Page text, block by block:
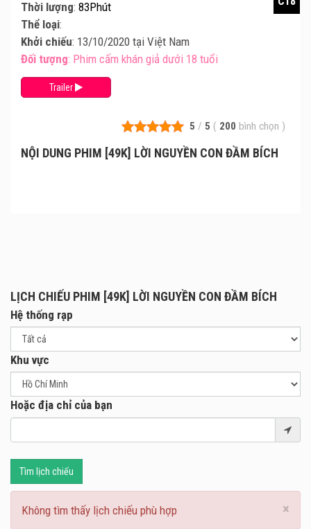
5 / 5 ( 200 bình chọn )
NỘI DUNG PHIM [49K] LỜI NGUYỀN CON ĐẦM BÍCH
Thời lượng: 83Phút
Thể loại:
Khởi chiếu: 13/10/2020 tại Việt Nam
Đối tượng: Phim cấm khán giả dưới 18 tuổi
Trailer
LỊCH CHIẾU PHIM [49K] LỜI NGUYỀN CON ĐẦM BÍCH
Hệ thống rạp
Khu vực
Hoặc địa chỉ của bạn
Tìm lịch chiếu
×
Không tìm thấy lịch chiếu phù hợp